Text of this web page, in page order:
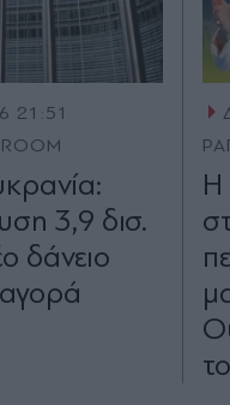
21:51
3,9 δισ.
δάνειο
Η